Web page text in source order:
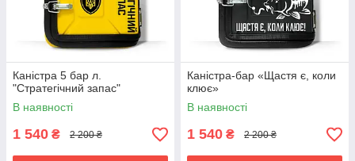
Каністра 5 бар л.
"Стратегічний запас"
В наявності
1 540 ₴ 2 200 ₴
Каністра-бар «Щастя є, коли
клює»
В наявності
1 540 ₴ 2 200 ₴